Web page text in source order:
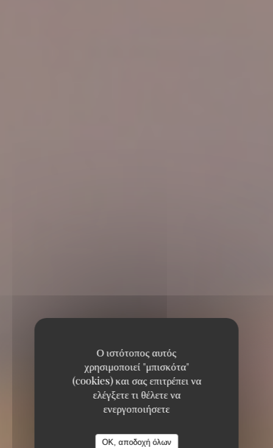
Ο ιστότοπος αυτός
χρησιμοποιεί "μπισκότα"
(cookies) και σας επιτρέπει να
ελέγξετε τι θέλετε να
ενεργοποιήσετε
OK, αποδοχή όλων
Estaminet Les quatre
Chemins
Estaminet Les quatre Chemins